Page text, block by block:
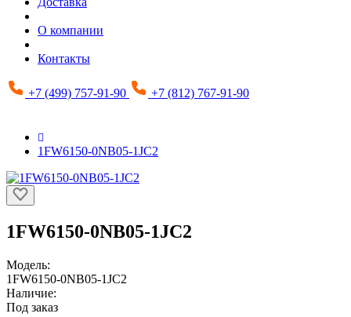
О компании
Контакты
+7 (499) 757-91-90 +7 (812) 767-91-90
1FW6150-0NB05-1JC2
1FW6150-0NB05-1JC2
Модель:
1FW6150-0NB05-1JC2
Наличие:
Под заказ